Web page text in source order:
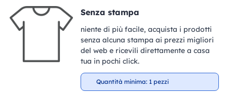
Senza stampa
niente di più facile, acquista i prodotti
senza alcuna stampa ai prezzi migliori
del web e ricevili direttamente a casa
tua in pochi click.
Quantità minima: 1 pezzi